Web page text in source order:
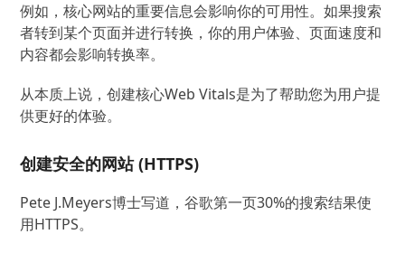
例如，核心网站的重要信息会影响你的可用性。如果搜索
者转到某个页面并进行转换，你的用户体验、页面速度和
内容都会影响转换率。
从本质上说，创建核心Web Vitals是为了帮助您为用户提
供更好的体验。
创建安全的网站 (HTTPS)
Pete J.Meyers博士写道，谷歌第一页30%的搜索结果使
用HTTPS。